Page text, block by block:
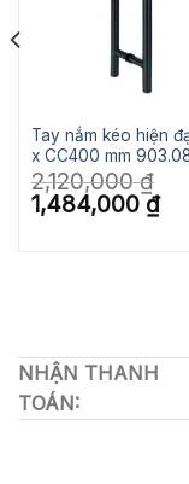
Tay nắm kéo hiện
x CC400 mm
2,120,000₫
Giá
gốc
1,484,000 ₫Giá
hiện
NHẬN THANH
TOÁN: